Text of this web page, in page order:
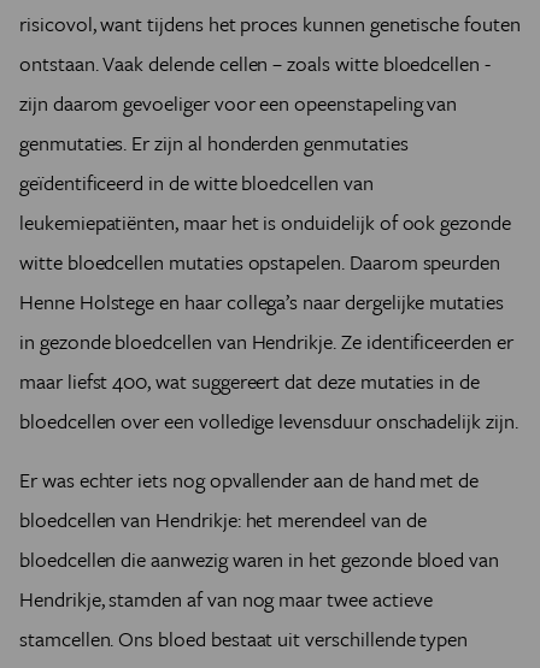
risicovol, want tijdens het proces kunnen genetische fouten
ontstaan. Vaak delende cellen – zoals witte bloedcellen -
zijn daarom gevoeliger voor een opeenstapeling van
genmutaties. Er zijn al honderden genmutaties
geïdentificeerd in de witte bloedcellen van
leukemiepatiënten, maar het is onduidelijk of ook gezonde
witte bloedcellen mutaties opstapelen. Daarom speurden
Henne Holstege en haar collega’s naar dergelijke mutaties
in gezonde bloedcellen van Hendrikje. Ze identificeerden er
maar liefst 400, wat suggereert dat deze mutaties in de
bloedcellen over een volledige levensduur onschadelijk zijn.
Er was echter iets nog opvallender aan de hand met de
bloedcellen van Hendrikje: het merendeel van de
bloedcellen die aanwezig waren in het gezonde bloed van
Hendrikje, stamden af van nog maar twee actieve
stamcellen. Ons bloed bestaat uit verschillende typen